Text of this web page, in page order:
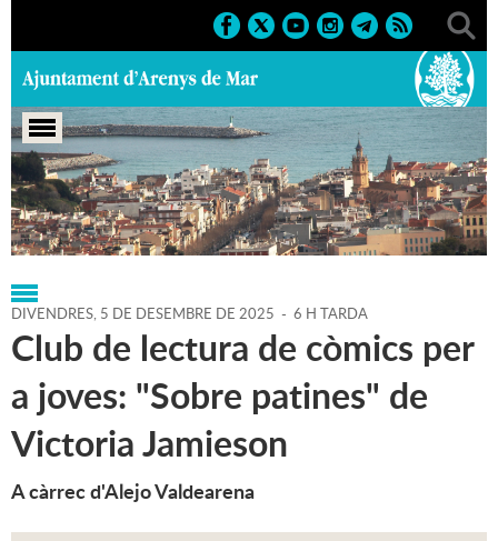
Portada > Regidories > Cultura > Agenda > 05-12-2025
DIVENDRES, 5 DE DESEMBRE DE 2025 - 6 H TARDA
Club de lectura de còmics per
a joves: "Sobre patines" de
Victoria Jamieson
A càrrec d'Alejo Valdearena